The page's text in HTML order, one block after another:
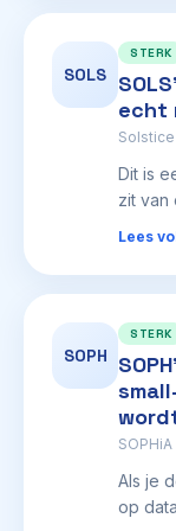
[5][3]
zich
flinke
SOLS
STERK
echt
Dit is
zit van
AI-
[5][7]
aan
deze
trends
te
Lees
SOPH
STERK
Als je
op